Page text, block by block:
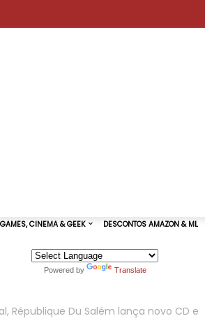
Powered by Translate
République Du Salém lança novo CD e